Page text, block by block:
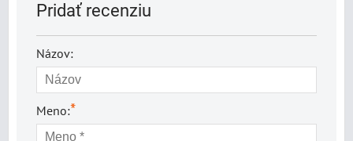
Pridať recenziu
Názov:
Meno:*